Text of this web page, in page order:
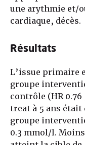
une arythmie et/
cardiaque, décès.
Résultats
L’issue primaire
groupe
contrôle (HR 0.76
treat à 5 ans était
groupe
0.3 mmol/l.